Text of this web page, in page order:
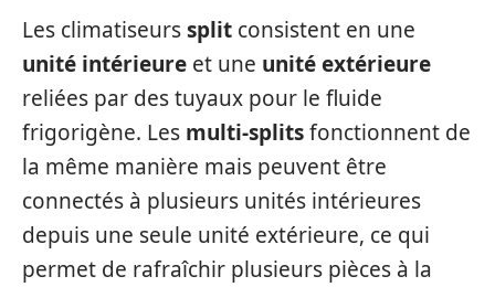
Les climatiseurssplit consistent en une
unité intérieure et une unité extérieure
reliées par des tuyaux pour le fluide
frigorigène. Les multi-splitsfonctionnent de
la même manière mais peuvent être
connectés à plusieurs unités intérieures
depuis une seule unité extérieure, ce qui
permet de rafraîchir plusieurs pièces à la